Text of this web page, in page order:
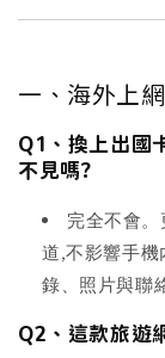
一、海外上
Q1、換上出國
不見嗎?
完全不會
道,不影響手機
錄、照片與聯
Q2、這款旅遊